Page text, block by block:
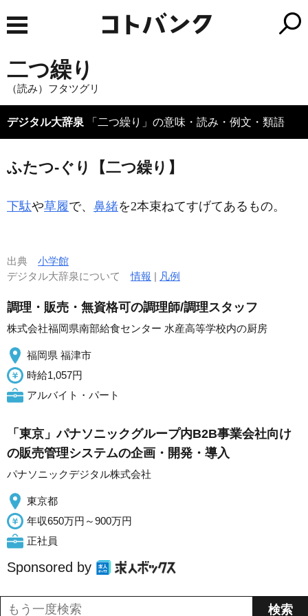
二つ繰り
（読み）フタツグリ
デジタル大辞泉 「二つ繰り」の意味・読み・例文・類語
ふたつ‐ぐり【二つ繰り】
下駄や草履で、 鼻緒を2本束ねてすげてあるもの。
出典 小学館
デジタル大辞泉について情報 | 凡例
調理・販売・無資格可の調理師/調理スタッフ
株式会社福岡県南部給食センター 水産高等学校内の厨房
福岡県 福津市
時給1,057円
アルバイト・パート
「東京」パナソニックグループ内B2B事業会社向け
の販売管理システムの企画・開発・導入
パナソニックデジタル株式会社
東京都
年収650万円～900万円
正社員
Sponsored by